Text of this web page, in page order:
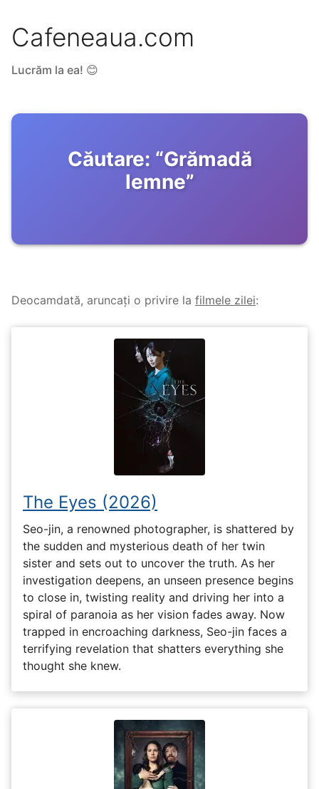
Cafeneaua.com
Lucrăm la ea! 😊
Căutare: “Grămadă
lemne”
Deocamdată, aruncați o privire la filmele zilei:
The Eyes (2026)
Seo-jin, a renowned photographer, is shattered by
the sudden and mysterious death of her twin
sister and sets out to uncover the truth. As her
investigation deepens, an unseen presence begins
to close in, twisting reality and driving her into a
spiral of paranoia as her vision fades away. Now
trapped in encroaching darkness, Seo-jin faces a
terrifying revelation that shatters everything she
thought she knew.